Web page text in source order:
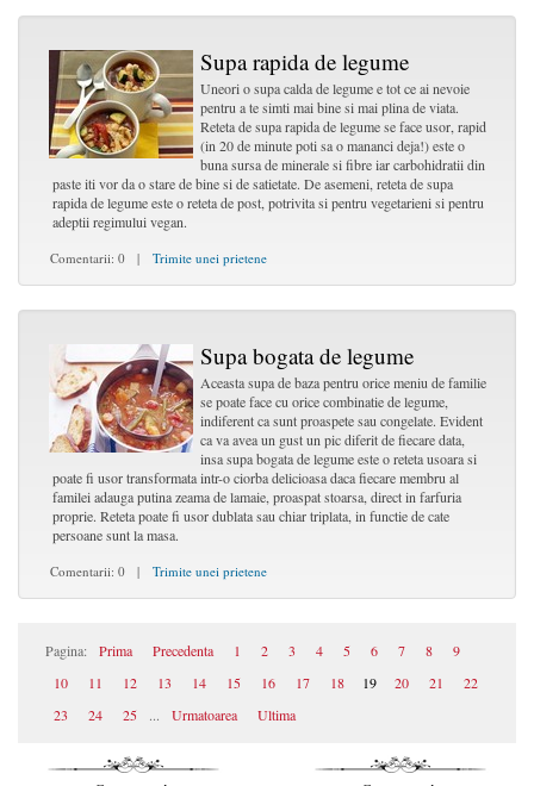
Supa rapida de legume
Uneori o supa calda de legume e tot ce ai nevoie
pentru a te simti mai bine si mai plina de viata.
Reteta de supa rapida de legume se face usor, rapid
(in 20 de minute poti sa o mananci deja!) este o
buna sursa de minerale si fibre iar carbohidratii din
paste iti vor da o stare de bine si de satietate. De asemeni, reteta de supa
rapida de legume este o reteta de post, potrivita si pentru vegetarieni si pentru
adeptii regimului vegan.
Comentarii: 0 | Trimite unei prietene
Supa bogata de legume
Aceasta supa de baza pentru orice meniu de familie
se poate face cu orice combinatie de legume,
indiferent ca sunt proaspete sau congelate. Evident
ca va avea un gust un pic diferit de fiecare data,
insa supa bogata de legume este o reteta usoara si
poate fi usor transformata intr-o ciorba delicioasa daca fiecare membru al
familei adauga putina zeama de lamaie, proaspat stoarsa, direct in farfuria
proprie. Reteta poate fi usor dublata sau chiar triplata, in functie de cate
persoane sunt la masa.
Comentarii: 0 | Trimite unei prietene
Pagina: Prima Precedenta 1 2 3 4 5 6 7 8
9
10
11 12 13 14 15 16 17 18 19 20 21
22
23
24 25 ... Urmatoarea Ultima